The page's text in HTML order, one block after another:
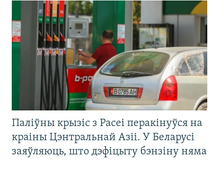
Паліўны крызіс з Расеі перакінуўся на
краіны Цэнтральнай Азіі. У Беларусі
заяўляюць, што дэфіцыту бэнзіну няма